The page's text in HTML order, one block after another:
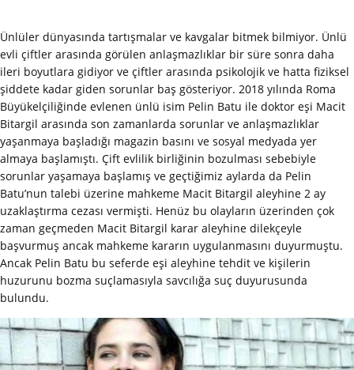
Ünlüler dünyasında tartışmalar ve kavgalar bitmek bilmiyor. Ünlü
evli çiftler arasında görülen anlaşmazlıklar bir süre sonra daha
ileri boyutlara gidiyor ve çiftler arasında psikolojik ve hatta fiziksel
şiddete kadar giden sorunlar baş gösteriyor. 2018 yılında Roma
Büyükelçiliğinde evlenen ünlü isim Pelin Batu ile doktor eşi Macit
Bitargil arasında son zamanlarda sorunlar ve anlaşmazlıklar
yaşanmaya başladığı magazin basını ve sosyal medyada yer
almaya başlamıştı. Çift evlilik birliğinin bozulması sebebiyle
sorunlar yaşamaya başlamış ve geçtiğimiz aylarda da Pelin
Batu’nun talebi üzerine mahkeme Macit Bitargil aleyhine 2 ay
uzaklaştırma cezası vermişti. Henüz bu olayların üzerinden çok
zaman geçmeden Macit Bitargil karar aleyhine dilekçeyle
başvurmuş ancak mahkeme kararın uygulanmasını duyurmuştu.
Ancak Pelin Batu bu seferde eşi aleyhine tehdit ve kişilerin
huzurunu bozma suçlamasıyla savcılığa suç duyurusunda
bulundu.